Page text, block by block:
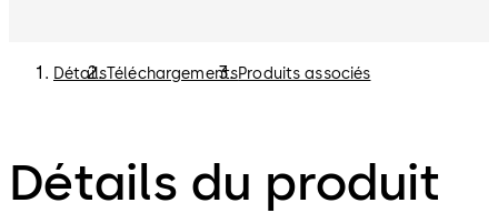
DétailsTéléchargementsProduits associés
Détails du produit